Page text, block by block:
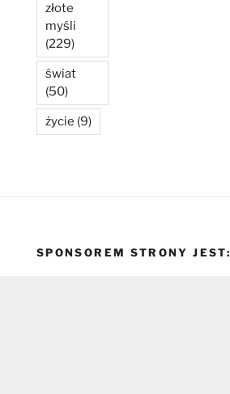
złote
myśli
(229)
świat
(50)
życie (9)
SPONSOREM STRONY JEST: